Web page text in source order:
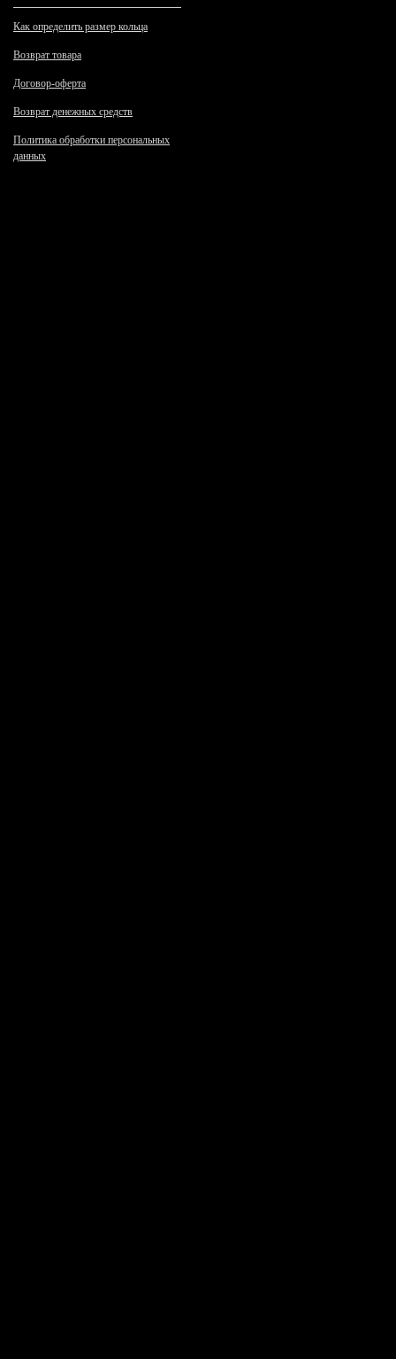
Как определить размер кольца
Возврат товара
Договор-оферта
Возврат денежных средств
Политика обработки персональных
данных